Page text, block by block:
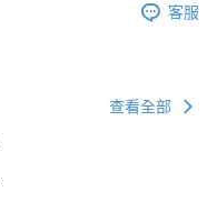
客服
查看全部